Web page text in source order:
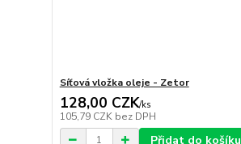
Síťová vložka oleje - Zetor
128,00 CZK/ks
105,79 CZK bez DPH
Přidat do košíku